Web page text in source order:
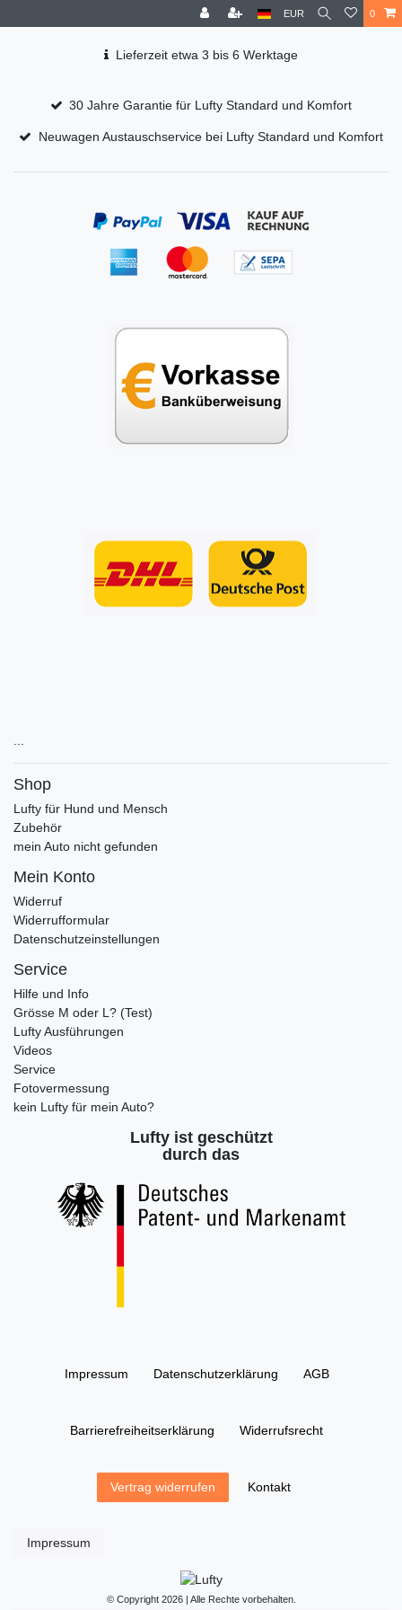
EUR 0
Lieferzeit etwa 3 bis 6 Werktage
30 Jahre Garantie für Lufty Standard und Komfort
Neuwagen Austauschservice bei Lufty Standard und Komfort
Shop
Lufty für Hund und Mensch
Zubehör
mein Auto nicht gefunden
Mein Konto
Widerruf
Widerrufformular
Datenschutzeinstellungen
Service
Hilfe und Info
Grösse M oder L? (Test)
Lufty Ausführungen
Videos
Service
Fotovermessung
kein Lufty für mein Auto?
Lufty ist geschützt
durch das
Impressum Daten­schutz­erklärung AGB
Barrierefreiheitserklärung Widerrufs­recht
Vertrag widerrufen Kontakt
Impressum
© Copyright 2026 | Alle Rechte vorbehalten.